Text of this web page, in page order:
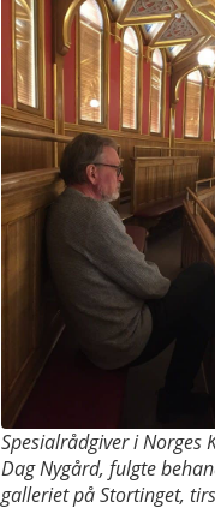
Spesialrådgiver i Norges
Dag Nygård, fulgte
galleriet på Stortinget,